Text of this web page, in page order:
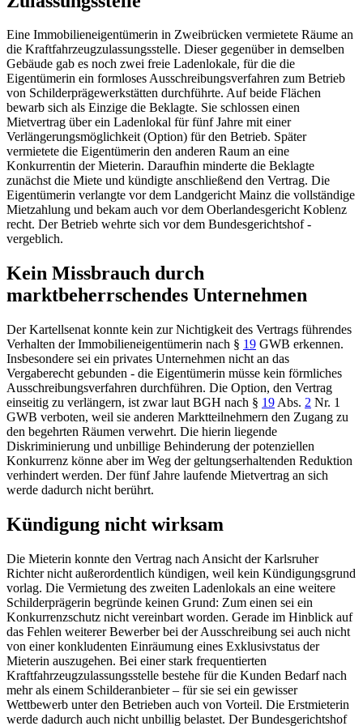
Eine Immobilieneigentümerin in Zweibrücken vermietete Räume an
die Kraftfahrzeugzulassungsstelle. Dieser gegenüber in demselben
Gebäude gab es noch zwei freie Ladenlokale, für die die
Eigentümerin ein formloses Ausschreibungsverfahren zum Betrieb
von Schilderprägewerkstätten durchführte. Auf beide Flächen
bewarb sich als Einzige die Beklagte. Sie schlossen einen
Mietvertrag über ein Ladenlokal für fünf Jahre mit einer
Verlängerungsmöglichkeit (Option) für den Betrieb. Später
vermietete die Eigentümerin den anderen Raum an eine
Konkurrentin der Mieterin. Daraufhin minderte die Beklagte
zunächst die Miete und kündigte anschließend den Vertrag. Die
Eigentümerin verlangte vor dem Landgericht Mainz die vollständige
Mietzahlung und bekam auch vor dem Oberlandesgericht Koblenz
recht. Der Betrieb wehrte sich vor dem Bundesgerichtshof-
vergeblich.
Kein Missbrauch durch
marktbeherrschendes Unternehmen
Der Kartellsenat konnte kein zur Nichtigkeit des Vertrags führendes
Verhalten der Immobilieneigentümerin nach § 19 GWB erkennen.
Insbesondere sei ein privates Unternehmen nicht an das
Vergaberecht gebunden - die Eigentümerin müsse kein förmliches
Ausschreibungsverfahren durchführen. Die Option, den Vertrag
einseitig zu verlängern, ist zwar laut BGH nach § 19 Abs. 2 Nr. 1
GWB verboten, weil sie anderen Marktteilnehmern den Zugang zu
den begehrten Räumen verwehrt. Die hierin liegende
Diskriminierung und unbillige Behinderung der potenziellen
Konkurrenz könne aber im Weg der geltungserhaltenden Reduktion
verhindert werden. Der fünf Jahre laufende Mietvertrag an sich
werde dadurch nicht berührt.
Kündigung nicht wirksam
Die Mieterin konnte den Vertrag nach Ansicht der Karlsruher
Richter nicht außerordentlich kündigen, weil kein Kündigungsgrund
vorlag. Die Vermietung des zweiten Ladenlokals an eine weitere
Schilderprägerin begründe keinen Grund: Zum einen sei ein
Konkurrenzschutz nicht vereinbart worden. Gerade im Hinblick auf
das Fehlen weiterer Bewerber bei der Ausschreibung sei auch nicht
von einer konkludenten Einräumung eines Exklusivstatus der
Mieterin auszugehen. Bei einer stark frequentierten
Kraftfahrzeugzulassungsstelle bestehe für die Kunden Bedarf nach
mehr als einem Schilderanbieter – für sie sei ein gewisser
Wettbewerb unter den Betrieben auch von Vorteil. Die Erstmieterin
werde dadurch auch nicht unbillig belastet. Der Bundesgerichtshof